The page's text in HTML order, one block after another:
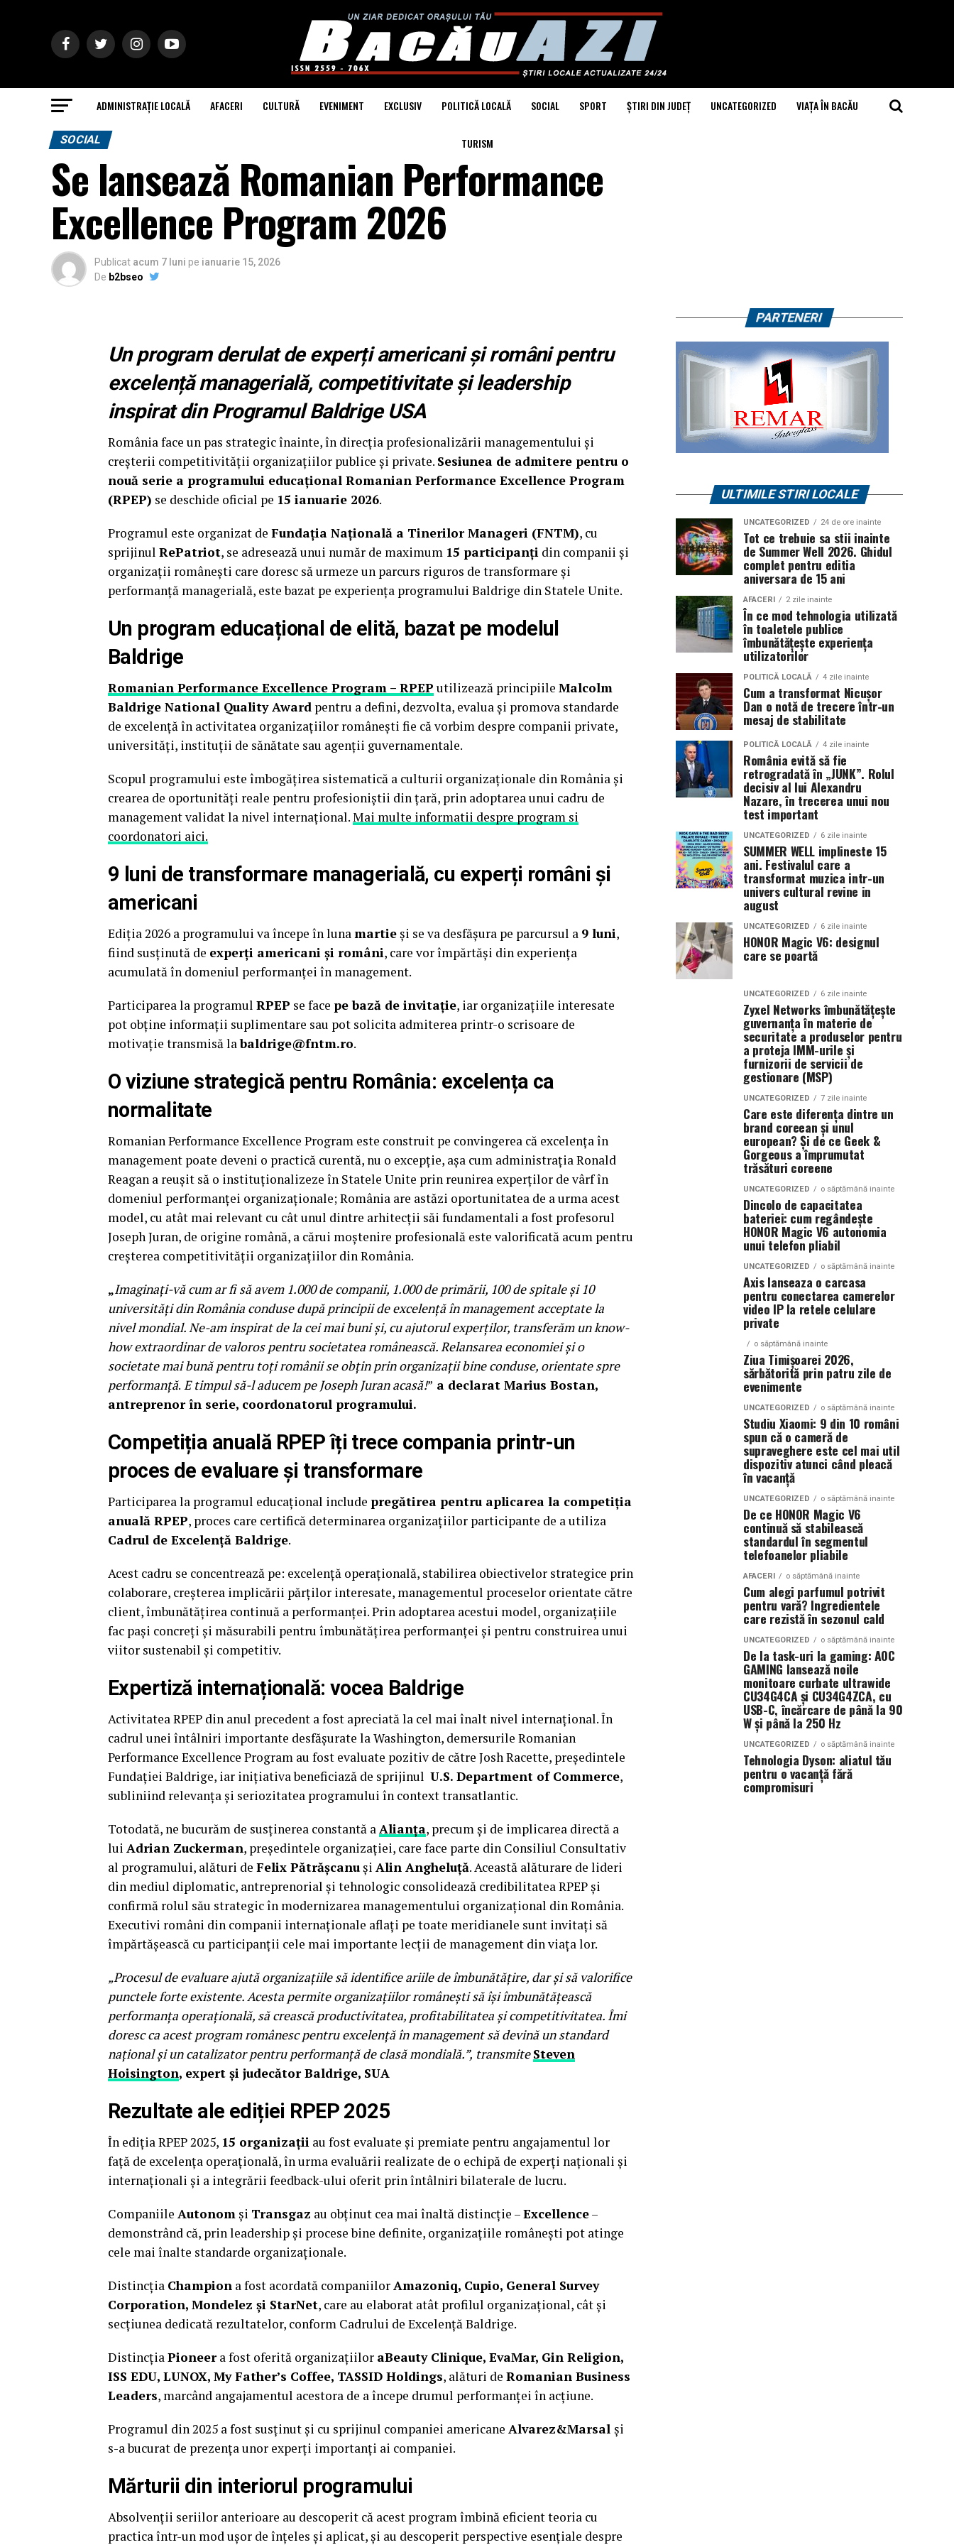
ADMINISTRAȚIE LOCALĂ AFACERI CULTURĂ EVENIMENT EXCLUSIV POLITICĂ LOCALĂ SOCIAL SPORT ȘTIRI DIN JUDEȚ UNCATEGORIZED VIAȚA ÎN BACĂU
TURISM
SOCIAL
Se lansează Romanian Performance
Excellence Program 2026
Publicat acum 7 luni pe ianuarie 15, 2026
De b2bseo
Un program derulat de experți americani și români pentru
excelență managerială, competitivitate și leadership
inspirat din Programul Baldrige USA
România face un pas strategic înainte, în direcția profesionalizării managementului și
creșterii competitivității organizațiilor publice și private. Sesiunea de admitere pentru o
nouă serie a programului educațional Romanian Performance Excellence Program
(RPEP) se deschide oficial pe 15 ianuarie 2026.
Programul este organizat de Fundația Națională a Tinerilor Manageri (FNTM), cu
sprijinul RePatriot, se adresează unui număr de maximum 15 participanți din companii și
organizații românești care doresc să urmeze un parcurs riguros de transformare și
performanță managerială, este bazat pe experiența programului Baldrige din Statele Unite.
Un program educațional de elită, bazat pe modelul
Baldrige
Romanian Performance Excellence Program – RPEP utilizează principiile Malcolm
Baldrige National Quality Award pentru a defini, dezvolta, evalua și promova standarde
de excelență în activitatea organizațiilor românești fie că vorbim despre companii private,
universități, instituții de sănătate sau agenții guvernamentale.
Scopul programului este îmbogățirea sistematică a culturii organizaționale din România și
crearea de oportunități reale pentru profesioniștii din țară, prin adoptarea unui cadru de
management validat la nivel internațional.Mai multe informatii despre program si
coordonatori aici.
9 luni de transformare managerială, cu experți români și
americani
Ediția 2026 a programului va începe în lunamartieși se va desfășura pe parcursul a 9 luni,
fiind susținută de experți americani și români, care vor împărtăși din experiența
acumulată în domeniul performanței în management.
Participarea la programul RPEP se face pe bază de invitație, iar organizațiile interesate
pot obține informații suplimentare sau pot solicita admiterea printr-o scrisoare de
motivație transmisă labaldrige@fntm.ro.
O viziune strategică pentru România: excelența ca
normalitate
Romanian Performance Excellence Program este construit pe convingerea că excelența în
management poate deveni o practică curentă, nu o excepție, așa cum administrația Ronald
Reagan a reușit să o instituționalizeze în Statele Unite prin reunirea experților de vârf în
domeniul performanței organizaționale; România are astăzi oportunitatea de a urma acest
model, cu atât mai relevant cu cât unul dintre arhitecții săi fundamentali a fost profesorul
Joseph Juran, de origine română, a cărui moștenire profesională este valorificată acum pentru
creșterea competitivității organizațiilor din România.
„Imaginați-vă cum ar fi să avem 1.000 de companii, 1.000 de primării, 100 de spitale și 10
universități din România conduse după principii de excelență în management acceptate la
nivel mondial. Ne-am inspirat de la cei mai buni și, cu ajutorul experților, transferăm un know-
how extraordinar de valoros pentru societatea românească. Relansarea economiei și o
societate mai bună pentru toți românii se obțin prin organizații bine conduse, orientate spre
performanță. E timpul să-l aducem pe Joseph Juran acasă!” a declarat Marius Bostan,
antreprenor în serie, coordonatorul programului.
Competiția anuală RPEP îți trece compania printr-un
proces de evaluare și transformare
Participarea la programul educațional include pregătirea pentru aplicarea la competiția
anuală RPEP, proces care certifică determinarea organizațiilor participante de a utiliza
Cadrul de Excelență Baldrige.
Acest cadru se concentrează pe: excelență operațională, stabilirea obiectivelor strategice prin
colaborare, creșterea implicării părților interesate, managementul proceselor orientate către
client, îmbunătățirea continuă a performanței. Prin adoptarea acestui model, organizațiile
fac pași concreți și măsurabili pentru îmbunătățirea performanței și pentru construirea unui
viitor sustenabil și competitiv.
Expertiză internațională: vocea Baldrige
Activitatea RPEP din anul precedent a fost apreciată la cel mai înalt nivel internațional. În
cadrul unei întâlniri importante desfășurate la Washington, demersurile Romanian
Performance Excellence Program au fost evaluate pozitiv de către Josh Racette, președintele
Fundației Baldrige, iar inițiativa beneficiază de sprijinul U.S. Department of Commerce,
subliniind relevanța și seriozitatea programului în context transatlantic.
Totodată, ne bucurăm de susținerea constantă aAlianța, precum și de implicarea directă a
lui Adrian Zuckerman, președintele organizației, care face parte din Consiliul Consultativ
al programului, alături de Felix Pătrășcanuși Alin Angheluță. Această alăturare de lideri
din mediul diplomatic, antreprenorial și tehnologic consolidează credibilitatea RPEP și
confirmă rolul său strategic în modernizarea managementului organizațional din România.
Executivi români din companii internaționale aflați pe toate meridianele sunt invitați să
împărtășească cu participanții cele mai importante lecții de management din viața lor.
„Procesul de evaluare ajută organizațiile să identifice ariile de îmbunătățire, dar și să valorifice
punctele forte existente. Acesta permite organizațiilor românești să își îmbunătățească
performanța operațională, să crească productivitatea, profitabilitatea și competitivitatea. Îmi
doresc ca acest program românesc pentru excelență în management să devină un standard
național și un catalizator pentru performanță de clasă mondială.”, transmiteSteven
Hoisington, expert și judecător Baldrige, SUA
Rezultate ale ediției RPEP 2025
În ediția RPEP 2025, 15 organizații au fost evaluate și premiate pentru angajamentul lor
față de excelența operațională, în urma evaluării realizate de o echipă de experți naționali și
internaționali și a integrării feedback-ului oferit prin întâlniri bilaterale de lucru.
Companiile Autonomși Transgaz au obținut cea mai înaltă distincție –Excellence–
demonstrând că, prin leadership și procese bine definite, organizațiile românești pot atinge
cele mai înalte standarde organizaționale.
Distincția Champion a fost acordată companiilorAmazoniq, Cupio, General Survey
Corporation, Mondelez și StarNet, care au elaborat atât profilul organizațional, cât și
secțiunea dedicată rezultatelor, conform Cadrului de Excelență Baldrige.
DistincțiaPioneera fost oferită organizațiilor aBeauty Clinique, EvaMar, Gin Religion,
ISS EDU, LUNOX, My Father’s Coffee, TASSID Holdings, alături de Romanian Business
Leaders, marcând angajamentul acestora de a începe drumul performanței în acțiune.
Programul din 2025 a fost susținut și cu sprijinul companiei americane Alvarez&Marsal și
s-a bucurat de prezența unor experți importanți ai companiei.
Mărturii din interiorul programului
Absolvenții seriilor anterioare au descoperit că acest program îmbină eficient teoria cu
practica într-un mod ușor de înțeles și aplicat, și au descoperit perspective esențiale despre
PARTENERI
ULTIMILE STIRI LOCALE
UNCATEGORIZED 24 de ore inainte
Tot ce trebuie sa stii inainte
de Summer Well 2026. Ghidul
complet pentru editia
aniversara de 15 ani
AFACERI 2 zile inainte
În ce mod tehnologia utilizată
în toaletele publice
îmbunătățește experiența
utilizatorilor
POLITICĂ LOCALĂ 4 zile inainte
Cum a transformat Nicușor
Dan o notă de trecere într-un
mesaj de stabilitate
POLITICĂ LOCALĂ 4 zile inainte
România evită să fie
retrogradată în „JUNK”. Rolul
decisiv al lui Alexandru
Nazare, în trecerea unui nou
test important
UNCATEGORIZED 6 zile inainte
SUMMER WELL implineste 15
ani. Festivalul care a
transformat muzica intr-un
univers cultural revine in
august
UNCATEGORIZED 6 zile inainte
HONOR Magic V6: designul
care se poartă
UNCATEGORIZED 6 zile inainte
Zyxel Networks îmbunătățește
guvernanța în materie de
securitate a produselor pentru
a proteja IMM-urile și
furnizorii de servicii de
gestionare (MSP)
UNCATEGORIZED 7 zile inainte
Care este diferența dintre un
brand coreean și unul
european? Și de ce Geek &
Gorgeous a împrumutat
trăsături coreene
UNCATEGORIZED o săptămână inainte
Dincolo de capacitatea
bateriei: cum regândește
HONOR Magic V6 autonomia
unui telefon pliabil
UNCATEGORIZED o săptămână inainte
Axis lanseaza o carcasa
pentru conectarea camerelor
video IP la retele celulare
private
o săptămână inainte
Ziua Timișoarei 2026,
sărbătorită prin patru zile de
evenimente
UNCATEGORIZED o săptămână inainte
Studiu Xiaomi: 9 din 10 români
spun că o cameră de
supraveghere este cel mai util
dispozitiv atunci când pleacă
în vacanță
UNCATEGORIZED o săptămână inainte
De ce HONOR Magic V6
continuă să stabilească
standardul în segmentul
telefoanelor pliabile
AFACERI o săptămână inainte
Cum alegi parfumul potrivit
pentru vară? Ingredientele
care rezistă în sezonul cald
UNCATEGORIZED o săptămână inainte
De la task-uri la gaming: AOC
GAMING lansează noile
monitoare curbate ultrawide
CU34G4CA și CU34G4ZCA, cu
USB-C, încărcare de până la 90
W și până la 250 Hz
UNCATEGORIZED o săptămână inainte
Tehnologia Dyson: aliatul tău
pentru o vacanță fără
compromisuri